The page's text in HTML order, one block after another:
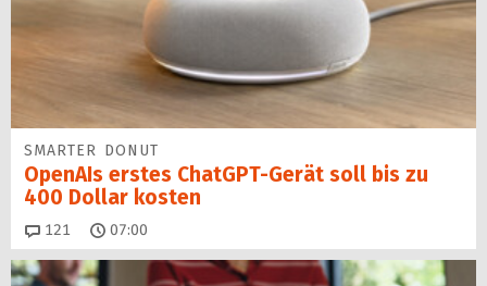
SMARTER DONUT
OpenAIs erstes ChatGPT-Gerät soll bis zu
400 Dollar kosten
121 Kommentare
07:00